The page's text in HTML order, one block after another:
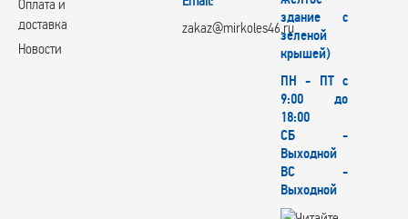
Оплата и
доставка
Новости
zakaz@mirkoles46.ru
здание с
зеленой
крышей)
ПН - ПТ с
9:00 до
18:00
СБ -
Выходной
ВС -
Выходной